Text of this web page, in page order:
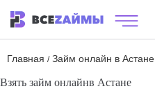
Главная / Займ онлайн в Астане
Взять займ онлайнв Астане